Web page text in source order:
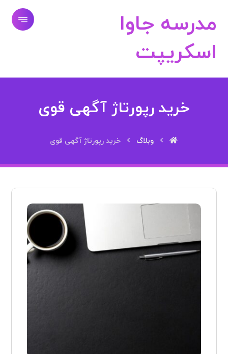
مدرسه جاوا
اسکریپت
خرید رپورتاژ آگهی قوی
وبلاگ خرید رپورتاژ آگهی قوی